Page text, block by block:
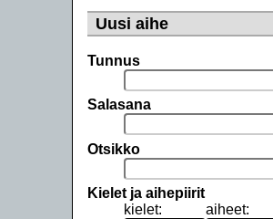
Uusi aihe
Tunnus
Salasana
Otsikko
Kielet ja aihepiirit
kielet:
aiheet: